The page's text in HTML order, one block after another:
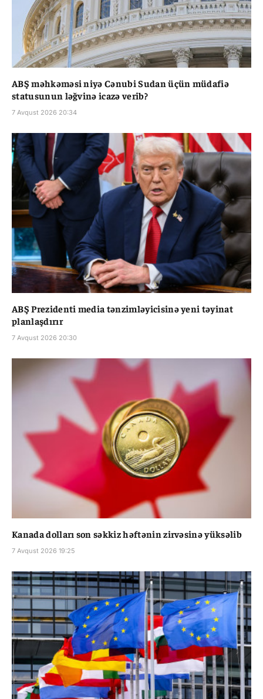
ABŞ məhkəməsi niyə Cənubi Sudan üçün müdafiə
statusunun ləğvinə icazə verib?
7 Avqust 2026 20:34
ABŞ Prezidenti media tənzimləyicisinə yeni təyinat
planlaşdırır
7 Avqust 2026 20:30
Kanada dolları son səkkiz həftənin zirvəsinə yüksəlib
7 Avqust 2026 19:25